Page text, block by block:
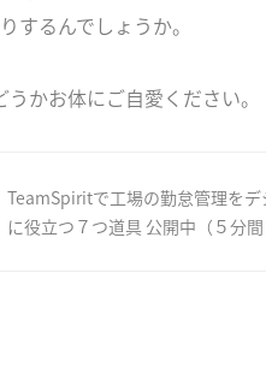
するんでしょうか。
かお体にご自愛ください。
TeamSpiritで工場の勤怠管理を
に役立つ７つ道具 公開中（５分間